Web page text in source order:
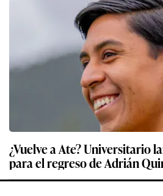
¿Vuelve a Ate? Universitario
para el regreso de Adrián